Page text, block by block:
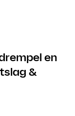
en
&